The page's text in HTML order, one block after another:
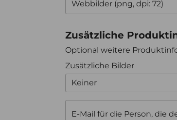
Zusätzliche
Optional weitere
Zusätzliche Bilder
Keiner
E-Mail für die Person, die